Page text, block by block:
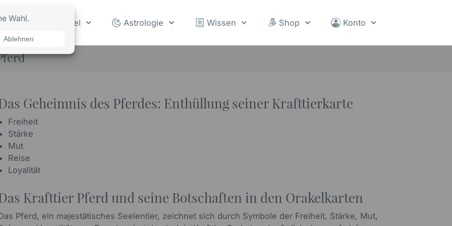
Orakel Astrologie Wissen Shop Konto
Geheimnis des Pferdes: Enthüllung seiner Krafttierkarte
Freiheit
Stärke
Mut
Reise
Loyalität
Krafttier Pferd und seine Botschaften in den Orakelkarten
Pferd, ein majestätisches Seelentier, zeichnet sich durch Symbole der Freiheit, Stärke, Mut,